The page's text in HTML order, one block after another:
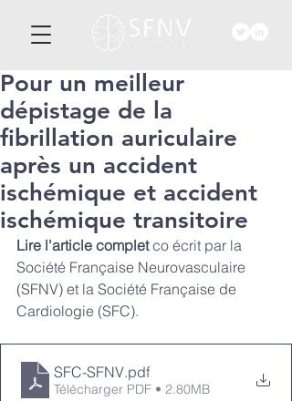
Pour un meilleur
dépistage de la
fibrillation auriculaire
après un accident
ischémique et accident
ischémique transitoire
Lire l'article complet co écrit par la
Société Française Neurovasculaire
(SFNV) et la Société Française de
Cardiologie (SFC).
SFC-SFNV.pdf
Télécharger PDF • 2.80MB